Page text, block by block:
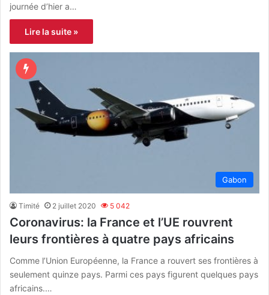
journée d’hier a…
Lire la suite »
Gabon
Timité 2 juillet 2020 5 042
Coronavirus: la France et l’UE rouvrent
leurs frontières à quatre pays africains
Comme l’Union Européenne, la France a rouvert ses frontières à
seulement quinze pays. Parmi ces pays figurent quelques pays
africains.…